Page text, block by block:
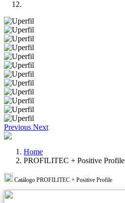
Previous Next
Home
PROFILITEC + Positive Profile
Catálogo PROFILITEC + Positive Profile